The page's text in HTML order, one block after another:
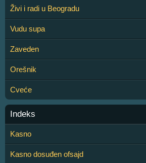
Živi i radi u Beogradu
Vudu supa
Zaveden
Orešnik
Cveće
Indeks
Kasno
Kasno dosuđen ofsajd